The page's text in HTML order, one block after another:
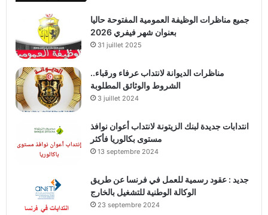
جميع مناظرات الوظيفة العمومية المفتوحة حاليا
بعنوان شهر فيفري 2026
31 juillet 2025
مناظرات الديوانة لانتداب عرفاء ورقباء..
الشروط والوثائق المطلوبة
3 juillet 2024
انتدابات جديدة لبنك الزيتونة لانتداب أعوان نوافذ
مستوى بكالوريا فأكثر
13 septembre 2024
جديد : عقود رسمية للعمل في فرنسا عن طريق
الوكالة الوطنية للتشغيل بالخارج
23 septembre 2024